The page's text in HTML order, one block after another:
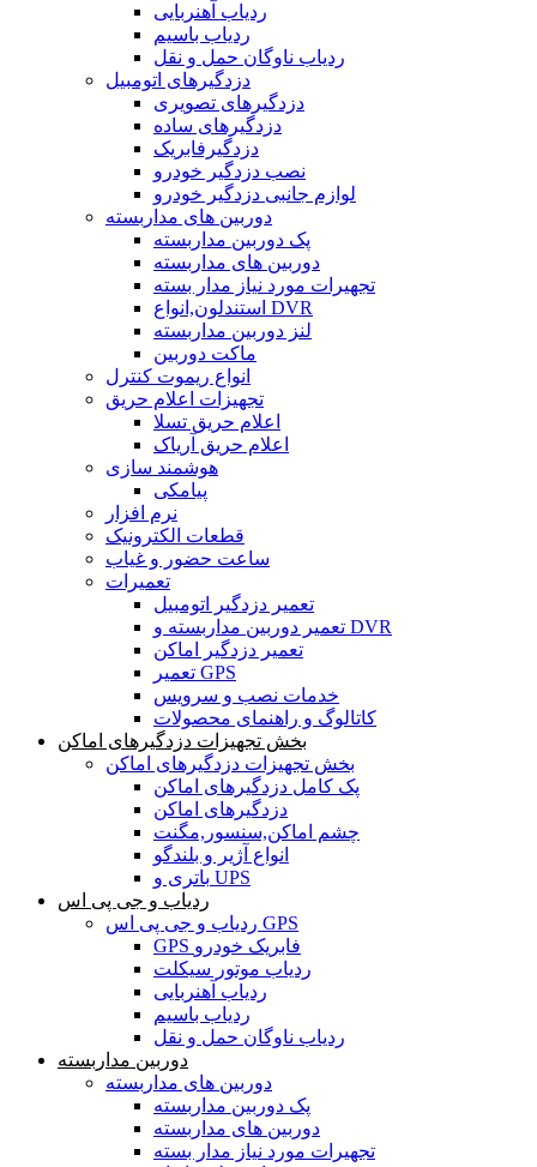
ردیاب آهنربایی
ردیاب باسیم
ردیاب ناوگان حمل و نقل
دزدگیرهای اتومبیل
دزدگیرهای تصویری
دزدگیرهای ساده
دزدگیرفابریک
نصب دزدگیر خودرو
لوازم جانبی دزدگیر خودرو
دوربین های مداربسته
پک دوربین مداربسته
دوربین های مداربسته
تجهیرات مورد نیاز مدار بسته
استندلون,انواع DVR
لنز دوربین مداربسته
ماکت دوربین
انواع ریموت کنترل
تجهیزات اعلام حریق
اعلام حریق تسلا
اعلام حریق آریاک
هوشمند سازی
پیامکی
نرم افزار
قطعات الکترونیک
ساعت حضور و غیاب
تعمیرات
تعمیر دزدگیر اتومبیل
تعمیر دوربین مداربسته و DVR
تعمیر دزدگیر اماکن
تعمیر GPS
خدمات نصب و سرویس
کاتالوگ و راهنمای محصولات
بخش تجهیزات دزدگیرهای اماکن
بخش تجهیزات دزدگیرهای اماکن
پک کامل دزدگیرهای اماکن
دزدگیرهای اماکن
چشم اماکن,سنسور,مگنت
انواع آژیر و بلندگو
باتری و UPS
ردیاب و جی پی اس
ردیاب و جی پی اس GPS
GPS فابریک خودرو
ردیاب موتور سیکلت
ردیاب آهنربایی
ردیاب باسیم
ردیاب ناوگان حمل و نقل
دوربین مداربسته
دوربین های مداربسته
پک دوربین مداربسته
دوربین های مداربسته
تجهیرات مورد نیاز مدار بسته